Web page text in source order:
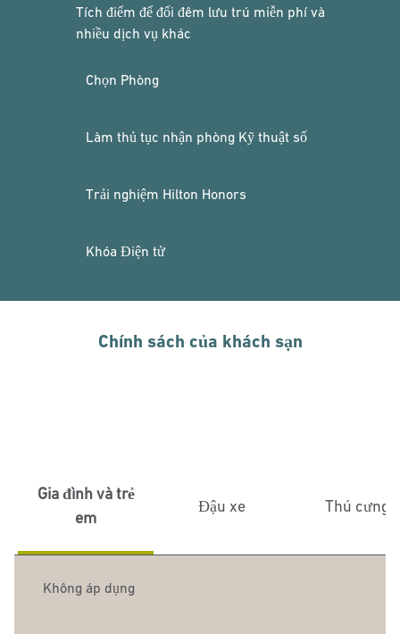
Tích điểm để đổi đêm lưu trú miễn phí và
nhiều dịch vụ khác
Chọn Phòng
Làm thủ tục nhận phòng Kỹ thuật số
Trải nghiệm Hilton Honors
Khóa Điện tử
Chính sách của khách sạn
Gia đình và trẻ
em
Đậu xe Thú cưng
Không áp dụng